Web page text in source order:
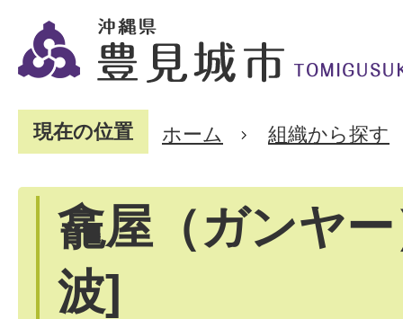
現在の位置 ホーム 組織から探す
龕屋（ガンヤ
波]